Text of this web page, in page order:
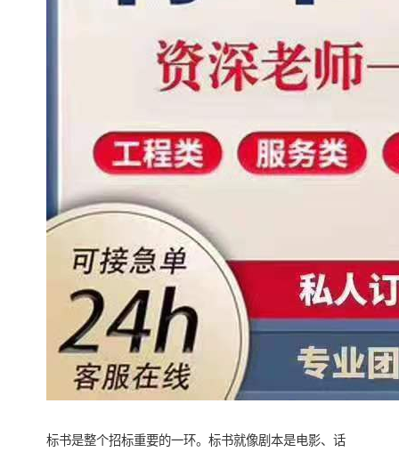
标书是整个招标重要的一环。标书就像剧本是电影、话